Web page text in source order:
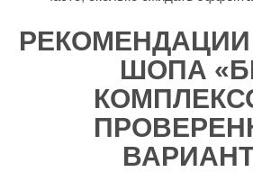
РЕКОМЕНДАЦИИ
ШОПА